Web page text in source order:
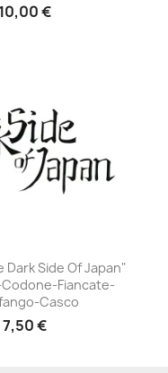
10,00 €
+23
Dark Side Of Japan"
Fiancate-
Casco
7,50 €